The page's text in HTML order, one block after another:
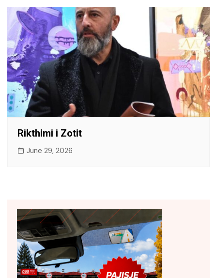
Rikthimi i Zotit
June 29, 2026